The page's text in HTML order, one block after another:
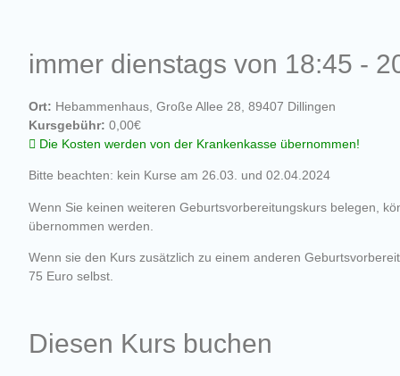
immer dienstags von 18:45 -
Ort: Hebammenhaus, Große Allee 28, 89407 Dillingen
Kursgebühr: 0,00€
Die Kosten werden von der Krankenkasse übernommen!
Bitte beachten: kein Kurse am 26.03. und 02.04.2024
Wenn Sie keinen weiteren Geburtsvorbereitungskurs belegen,
übernommen werden.
Wenn sie den Kurs zusätzlich zu einem anderen
75 Euro selbst.
Diesen Kurs buchen